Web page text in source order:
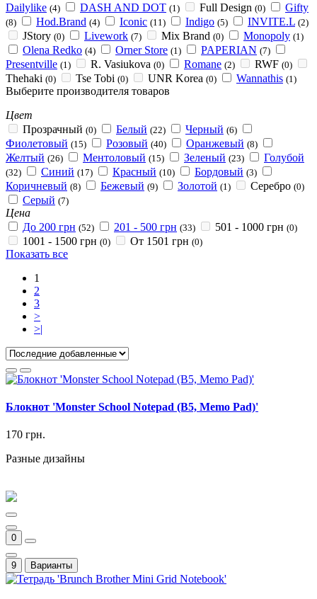
Dailylike (4) DASH AND DOT (1) Full Design (0) Gifty
(8) Hod.Brand (4) Iconic (11) Indigo (5) INVITE.L (2)
JStory (0) Livework (7) Mix Brand (0) Monopoly (1)
Olena Redko (4) Orner Store (1) PAPERIAN (7)
Presentville (1) R. Vasiukova (0) Romane (2) RWF (0)
Thehaki (0) Tse Tobi (0) UNR Korea (0) Wannathis (1)
Выберите производителя товаров
Цвет
Прозрачный (0) Белый (22) Черный (6)
Фиолетовый (15) Розовый (40) Оранжевый (8)
Желтый (26) Ментоловый (15) Зеленый (23) Голубой
(32) Синий (17) Красный (10) Бордовый (3)
Коричневый (8) Бежевый (9) Золотой (1) Серебро (0)
Серый (7)
Цена
До 200 грн (52) 201 - 500 грн (33) 501 - 1000 грн (0)
1001 - 1500 грн (0) От 1501 грн (0)
Показать все
1
2
3
>
>|
Блокнот 'Monster School Notepad (B5, Memo Pad)'
170 грн.
Разные дизайны
0
9 Варианты